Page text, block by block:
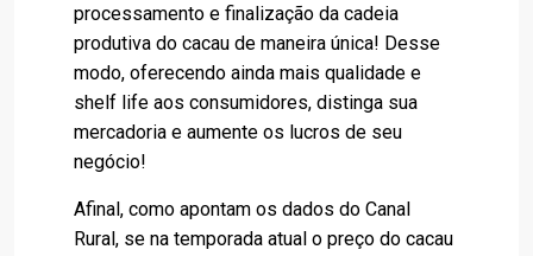
processamento e finalização da cadeia
produtiva do cacau de maneira única! Desse
modo, oferecendo ainda mais qualidade e
shelf life aos consumidores, distinga sua
mercadoria e aumente os lucros de seu
negócio!
Afinal, como apontam os dados do Canal
Rural, se na temporada atual o preço do cacau